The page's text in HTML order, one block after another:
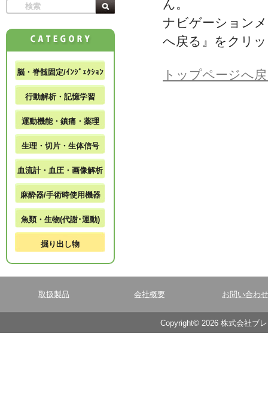
ん。
ナビゲーション
へ戻る』をクリ
トップページへ
脳・脊髄固定/ｲﾝｼﾞｪｸｼｮﾝ
行動解析・記憶学習
運動機能・鎮痛・薬理
生理・切片・生体信号
血流計・血圧・画像解析
麻酔器/手術時使用機器
魚類・生物(代謝･運動)
掘り出し物
取扱製品 会社概要 お問い合わせ
Copyright© 2026 株式会社ブ